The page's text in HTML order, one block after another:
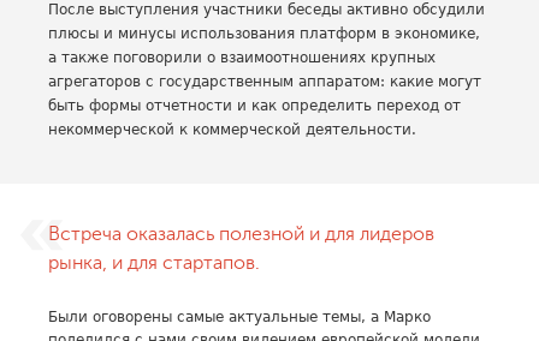
После выступления участники беседы активно обсудили
плюсы и минусы использования платформ в экономике,
а также поговорили о взаимоотношениях крупных
агрегаторов с государственным аппаратом: какие могут
быть формы отчетности и как определить переход от
некоммерческой к коммерческой деятельности.
Встреча оказалась полезной и для лидеров
рынка, и для стартапов.
Были оговорены самые актуальные темы, а Марко